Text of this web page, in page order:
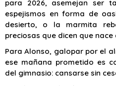
para 2026, asemejan ser
espejismos en forma de
desierto, o la marmita
preciosas que dicen que
Para Alonso, galopar por el
ese mañana prometido es
del gimnasio: cansarse sin